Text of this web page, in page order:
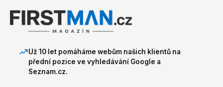
Už 10 let pomáháme webům našich klientů na
přední pozice ve vyhledávání Google a
Seznam.cz.